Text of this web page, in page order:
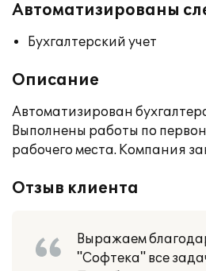
Автоматизированы
Бухгалтерский учет
Описание
Автоматизирован
Выполнены работы по
рабочего места. Компания
Отзыв клиента
Выражаем
"Софтека" все